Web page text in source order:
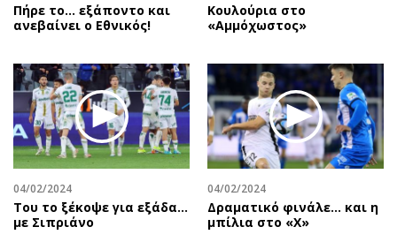
Πήρε το… εξάποντο και
ανεβαίνει ο Εθνικός!
Κουλούρια στο
«Αμμόχωστος»
04/02/2024
Του το ξέκοψε για εξάδα…
με Σιπριάνο
04/02/2024
Δραματικό φινάλε… και η
μπίλια στο «Χ»